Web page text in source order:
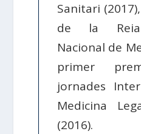
Sanitari
de la Reial
Nacional de
primer
jornades
Medicina
(2016).